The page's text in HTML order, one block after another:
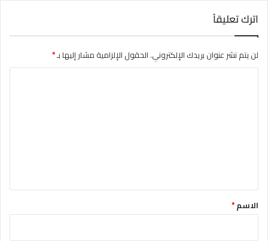
اترك تعليقاً
لن يتم نشر عنوان بريدك الإلكتروني.الحقول الإلزامية مشار إليها بـ*
*الاسم*